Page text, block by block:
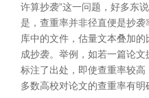
许算抄袭”这一问题，好多东
是，查重率并非径直便是抄
库中的文件，估量文本叠加
成抄袭。举例，如若一篇论
标注了出处，即使查重率较
多数高校对论文的查重率有